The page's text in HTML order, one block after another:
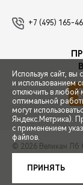
ЗАПИСЬ НА
+7 (495) 165-
© 2026 Великан Лб
Сделано в
Используя сайт, вы
и использованием
отключить в любой
оптимальной
могут
Яндекс.Метрика).
с применением
файлов.
ПРИНЯТЬ